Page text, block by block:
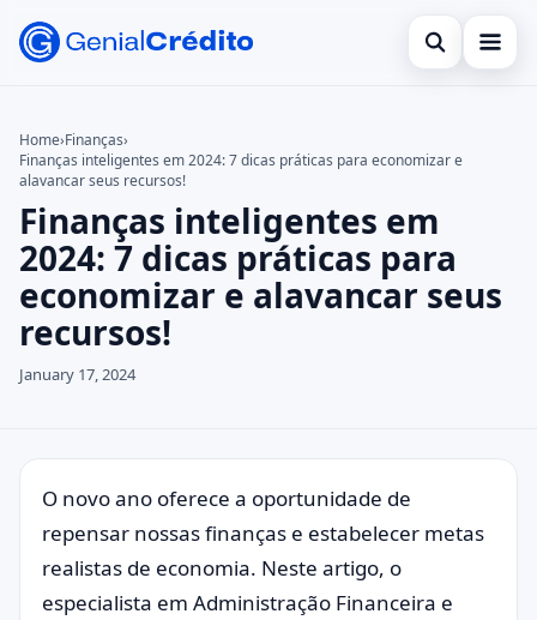
Open search
Benefícios
Bolsa Família
Cartões
Empreendedorismo
Legal
Search the site
Search for:
Press Enter to search or ESC to close.
Home›Finanças›
Finanças inteligentes em 2024: 7 dicas práticas para economizar e
alavancar seus recursos!
Finanças inteligentes em
2024: 7 dicas práticas para
economizar e alavancar seus
recursos!
January 17, 2024
O novo ano oferece a oportunidade de
repensar nossas finanças e estabelecer metas
realistas de economia. Neste artigo, o
especialista em Administração Financeira e